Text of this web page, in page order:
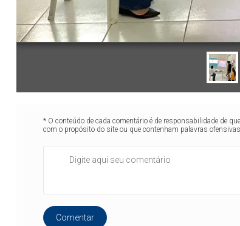
* O conteúdo de cada comentário é de responsabilidade de
com o propósito do site ou que contenham palavras
Comentar